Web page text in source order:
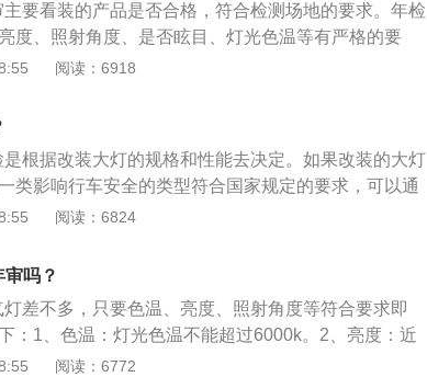
要看装的产品是否合格，符合检测场地的要求。年检
度、照射角度、是否眩目、灯光色温等有严格的要
：1、LED基础资料介绍：LED汽车灯，是指车内外
的许多复杂标准。LED汽车灯可广泛使用LED汽车灯
5万个小时，LED的结构坚固，不容易受振动影响，
会明显下降。2、适合使用LED汽车灯的位置：LED
种照明应用，包括大灯（远光灯和近光灯），雾灯，
，白天行车灯，踏板照明灯，仪表灯，牌照灯，车门
阅读：6918
根据改装大灯的规格和性能去决定。如果改装的大灯
类影响行车安全的类型符合国家规定的要求，可以通
角度：亮度是否达到要求，也就是亮度至少不可以小
以顺利通过年检。汽车年检的相关规定：年检的不合
仍不合格，车管所应收缴其行车牌证，不准再继续行
不合格的车辆，不准在道路上行驶，也不准转籍；符
年限的车辆，不予检验，并收回牌证，注销档案，予
阅读：6824
吗？
差不多，只要色温、亮度、照射角度等符合要求即
：1、色温：灯光色温不能超过6000k。2、亮度：近
远光灯不能低于1450lm。3、照射角度：车灯的使用
阅读：6772